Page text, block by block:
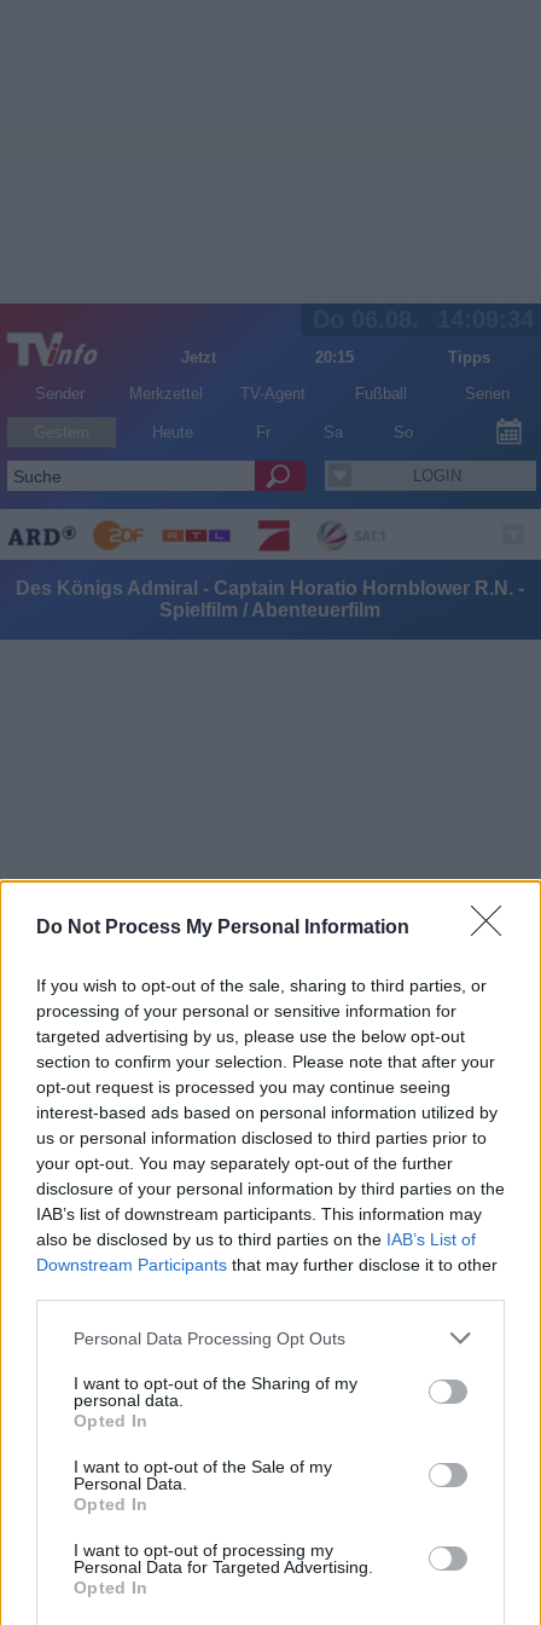
Do Not Process My Personal Information
If you wish to opt-out of the sale, sharing to third parties, or
processing of your personal or sensitive information for
targeted advertising by us, please use the below opt-out
section to confirm your selection. Please note that after your
opt-out request is processed you may continue seeing
interest-based ads based on personal information utilized by
us or personal information disclosed to third parties prior to
your opt-out. You may separately opt-out of the further
disclosure of your personal information by third parties on the
IAB’s list of downstream participants. This information may
also be disclosed by us to third parties on the IAB’s List of
Downstream Participants that may further disclose it to other
Personal Data Processing Opt Outs
I want to opt-out of the Sharing of my
personal data.
Opted In
I want to opt-out of the Sale of my
Personal Data.
Opted In
I want to opt-out of processing my
Personal Data for Targeted Advertising.
Opted In
Jetzt 20:15
Tipps
Sender
Merkzettel TV-Agent Fußball Serien
Heute Fr Sa So
LOGIN
Des Königs Admiral - Captain Horatio Hornblower R.N. -
Spielfilm / Abenteuerfilm
Details